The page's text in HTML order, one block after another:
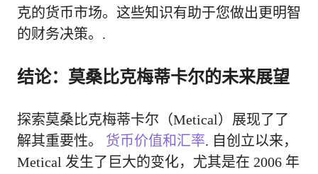
克的货币市场。这些知识有助于您做出更明智
的财务决策。.
结论：莫桑比克梅蒂卡尔的未来展望
探索莫桑比克梅蒂卡尔（Metical）展现了了
解其重要性。 货币价值和汇率. 自创立以来，
Metical 发生了巨大的变化，尤其是在 2006 年